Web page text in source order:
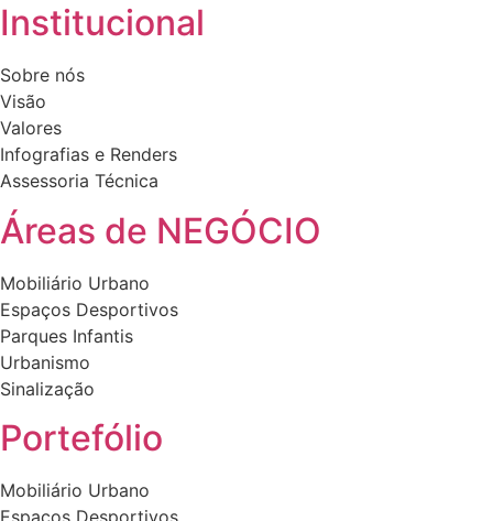
Institucional
Sobre nós
Visão
Valores
Infografias e Renders
Assessoria Técnica
Áreas de NEGÓCIO
Mobiliário Urbano
Espaços Desportivos
Parques Infantis
Urbanismo
Sinalização
Portefólio
Mobiliário Urbano
Espaços Desportivos